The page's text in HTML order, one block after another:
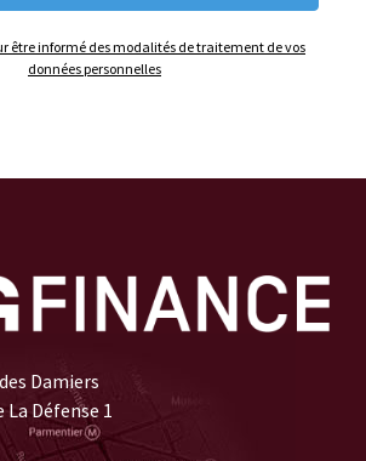
être informé des modalités de traitement de vos
données personnelles
Damiers
La Défense 1